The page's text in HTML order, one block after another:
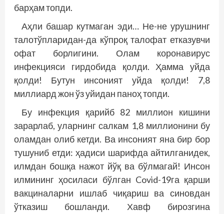
барҳам топди.
Аҳли башар кутмаган эди… Не-не урушнинг
талотўпларидан-да кўпроқ талофат етказувчи
офат борлигини. Олам коронавирус
инфекцияси гирдобида қолди. Ҳамма уйда
қолди! Бутун инсоният уйда қолди! 7,8
миллиард жон ўз уйидан паноҳ топди.
Бу инфекция қарийб 82 миллион кишини
зарарлаб, уларнинг салкам 1,8 миллионини бу
оламдан олиб кетди. Ва инсоният яна бир бор
тушуниб етди: ҳадиси шарифда айтилганидек,
илмдан бошқа нажот йўқ ва бўлмагай! Инсон
илмининг ҳосиласи бўлган Covid-19га қарши
вакциналарни ишлаб чиқариш ва синовдан
ўтказиш бошланди. Хавф бирозгина